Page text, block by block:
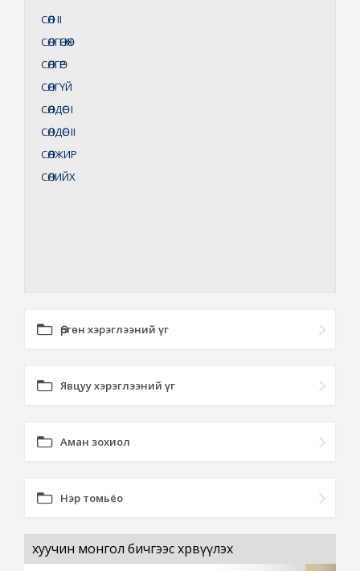
СӨЛII
СӨЛГӨНӨХ
СӨЛГӨР
СӨЛГҮЙ
СӨЛДӨСI
СӨЛДӨСII
СӨЛЖИР
СӨЛИЙХ
Өргөн хэрэглээний үг
Явцуу хэрэглээний үг
Аман зохиол
Нэр томьёо
хуучин монгол бичгээс хөрвүүлэх